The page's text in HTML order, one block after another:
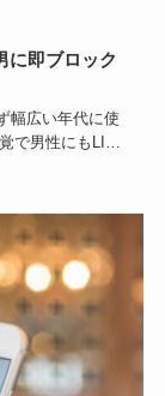
に即ブロック
幅広い年代に使
で男性にもLINE